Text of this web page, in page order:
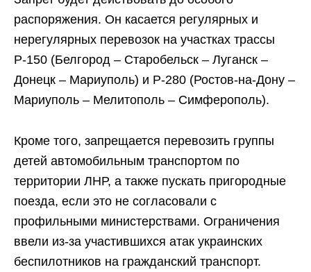
распоряжения. Он касается регулярных и
нерегулярных перевозок на участках трассы
Р-150 (Белгород – Старобельск – Луганск –
Донецк – Мариуполь) и Р-280 (Ростов-на-Дону –
Мариуполь – Мелитополь – Симферополь).
Кроме того, запрещается перевозить группы
детей автомобильным транспортом по
территории ЛНР, а также пускать пригородные
поезда, если это не согласовали с
профильными министерствами. Ограничения
ввели из-за участившихся атак украинских
беспилотников на гражданский транспорт.